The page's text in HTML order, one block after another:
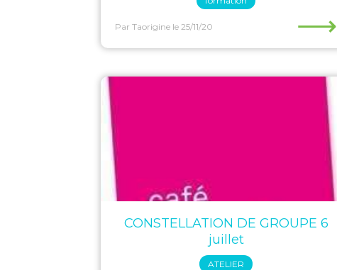
Par Taorigine le 25/11/20 ⟶
CONSTELLATION DE GROUPE 6
juillet
ATELIER